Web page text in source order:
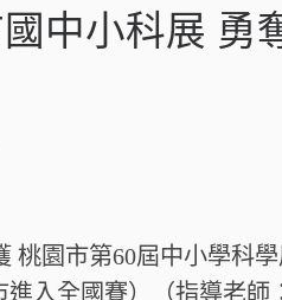
中小科展 勇
桃園市第60屆中小學科
入全國賽）（指導老師